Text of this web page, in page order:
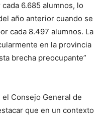
6.685 alumnos, lo
año anterior cuando se
cada 8.497 alumnos. La
en la provincia
brecha preocupante”
Consejo General de
que en un contexto